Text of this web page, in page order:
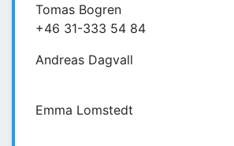
Tomas Bogren
+46 31-333 54 84
Andreas Dagvall
Emma Lomstedt